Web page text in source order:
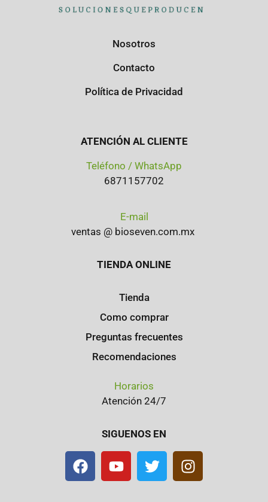
Nosotros
Contacto
Política de Privacidad
ATENCIÓN AL CLIENTE
Teléfono / WhatsApp
6871157702
E-mail
ventas @ bioseven.com.mx
TIENDA ONLINE
Tienda
Como comprar
Preguntas frecuentes
Recomendaciones
Horarios
Atención 24/7
SIGUENOS EN